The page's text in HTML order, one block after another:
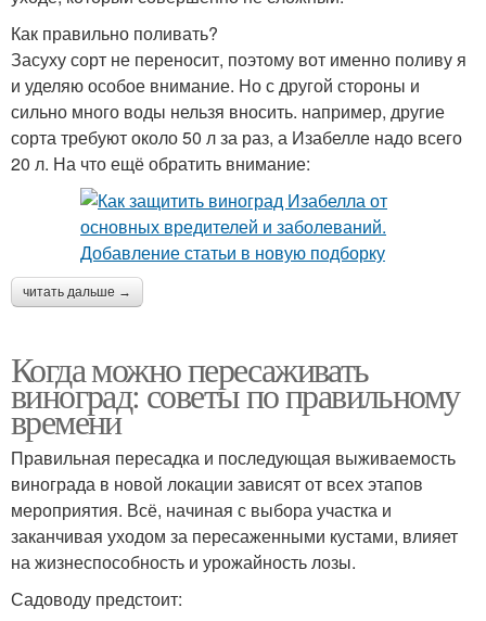
Как правильно поливать?
Засуху сорт не переносит, поэтому вот именно поливу я
и уделяю особое внимание. Но с другой стороны и
сильно много воды нельзя вносить. например, другие
сорта требуют около 50 л за раз, а Изабелле надо всего
20 л. На что ещё обратить внимание:
читать дальше →
Когда можно пересаживать
виноград: советы по правильному
времени
Правильная пересадка и последующая выживаемость
винограда в новой локации зависят от всех этапов
мероприятия. Всё, начиная с выбора участка и
заканчивая уходом за пересаженными кустами, влияет
на жизнеспособность и урожайность лозы.
Садоводу предстоит: